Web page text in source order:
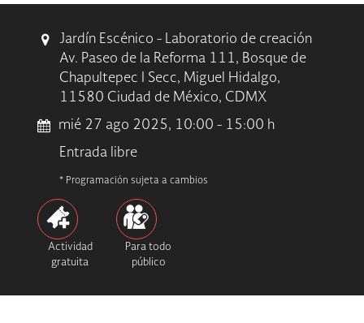
Jardín Escénico - Laboratorio de creación
Av. Paseo de la Reforma 111, Bosque de
Chapultepec I Secc, Miguel Hidalgo,
11580 Ciudad de México, CDMX
mié 27 ago 2025, 10:00 - 15:00 h
Entrada libre
* Programación sujeta a cambios
Actividad
gratuita
Para todo
público